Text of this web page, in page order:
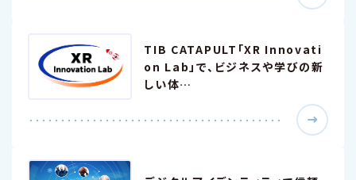
TIB CATAPULT「XR Innovati
on Lab」で、ビジネスや学びの新
しい体…